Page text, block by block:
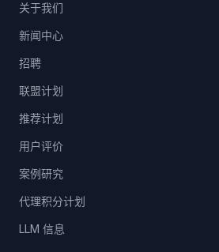
关于我们
新闻中心
招聘
联盟计划
推荐计划
用户评价
案例研究
代理积分计划
LLM 信息